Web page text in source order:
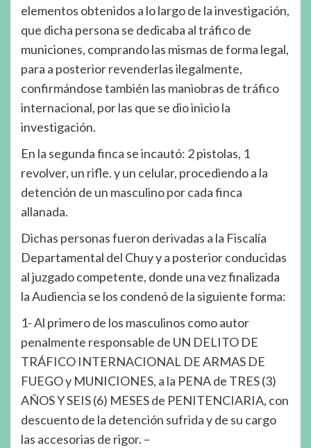
elementos obtenidos a lo largo de la investigación,
que dicha persona se dedicaba al tráfico de
municiones, comprando las mismas de forma legal,
para a posterior revenderlas ilegalmente,
confirmándose también las maniobras de tráfico
internacional, por las que se dio inicio la
investigación.
En la segunda finca se incautó: 2 pistolas, 1
revolver, un rifle. y un celular, procediendo a la
detención de un masculino por cada finca
allanada.
Dichas personas fueron derivadas a la Fiscalía
Departamental del Chuy y a posterior conducidas
al juzgado competente, donde una vez finalizada
la Audiencia se los condenó de la siguiente forma:
1- Al primero de los masculinos como autor
penalmente responsable de UN DELITO DE
TRÁFICO INTERNACIONAL DE ARMAS DE
FUEGO y MUNICIONES, a la PENA de TRES (3)
AÑOS Y SEIS (6) MESES de PENITENCIARIA, con
descuento de la detención sufrida y de su cargo
las accesorias de rigor. –